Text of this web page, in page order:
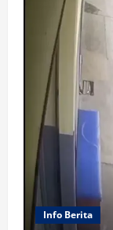
Info Berita